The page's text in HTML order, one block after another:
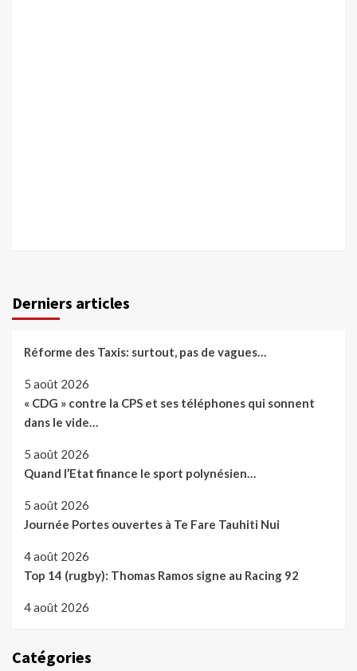
Derniers articles
Réforme des Taxis: surtout, pas de vagues…
5 août 2026
« CDG » contre la CPS et ses téléphones qui sonnent
dans le vide…
5 août 2026
Quand l’Etat finance le sport polynésien…
5 août 2026
Journée Portes ouvertes à Te Fare Tauhiti Nui
4 août 2026
Top 14 (rugby): Thomas Ramos signe au Racing 92
4 août 2026
Catégories